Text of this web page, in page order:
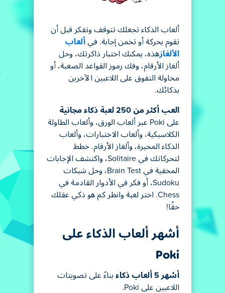
ألعاب الذكاء تجعلك تتوقف وتفكر قبل أن
تقوم بحركة أو تخمن إجابة. في
ألعاب
الألغازهذه، يمكنك اختبار ذاكرتك، وحل
ألغاز الأرقام، وفك رموز القواعد الصعبة، أو
محاولة التفوق على اللاعبين الآخرين
بذكائك.
العب أكثر من 250 لعبة ذكاء مجانية
على Poki عبر ألعاب الورق، وألعاب الطاولة
الكلاسيكية، وألعاب الاختبارات، وألعاب
الذكاء المحيرة، وألغاز الأرقام. خطط
لتحركاتك في Solitaire، واكتشف الإجابات
المخفية في Brain Test، وحل شبكات
Sudoku، أو فكر في الأدوار القادمة في
Chess. اختر لعبة وانظر كم هو ذكي عقلك
حقًا!
أشهر ألعاب الذكاء على
Poki
أشهر 5 ألعاب ذكاء
بناءً على تصويتات
اللاعبين على Poki.